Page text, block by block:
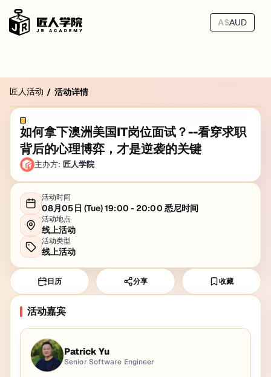
A$AUD
匠人活动 / 活动详情
如何拿下澳洲美国IT岗位面试？--看穿求职
背后的心理博弈，才是逆袭的关键
主办方: 匠人学院
活动时间
08月05日 (Tue) 19:00 - 20:00 悉尼时间
活动地点
线上活动
活动类型
线上活动
日历 分享 收藏
活动嘉宾
Patrick Yu
Senior Software Engineer